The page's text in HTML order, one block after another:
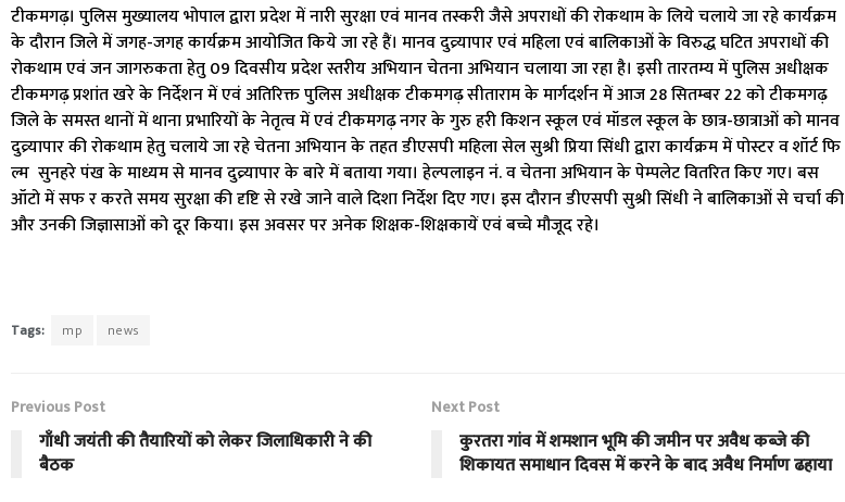
टीकमगढ़। पुलिस मुख्यालय भोपाल द्वारा प्रदेश में नारी सुरक्षा एवं मानव तस्करी जैसे अपराधों की रोकथाम के लिये चलाये जा रहे कार्यक्रम
के दौरान जिले में जगह-जगह कार्यक्रम आयोजित किये जा रहे हैं। मानव दुव्र्यापार एवं महिला एवं बालिकाओं के विरुद्ध घटित अपराधों की
रोकथाम एवं जन जागरुकता हेतु 09 दिवसीय प्रदेश स्तरीय अभियान चेतना अभियान चलाया जा रहा है। इसी तारतम्य में पुलिस अधीक्षक
टीकमगढ़ प्रशांत खरे के निर्देशन में एवं अतिरिक्त पुलिस अधीक्षक टीकमगढ़ सीताराम के मार्गदर्शन में आज 28 सितम्बर 22 को टीकमगढ़
जिले के समस्त थानों में थाना प्रभारियों के नेतृत्व में एवं टीकमगढ़ नगर के गुरु हरी किशन स्कूल एवं मॉडल स्कूल के छात्र-छात्राओं को मानव
दुव्र्यापार की रोकथाम हेतु चलाये जा रहे चेतना अभियान के तहत डीएसपी महिला सेल सुश्री प्रिया सिंधी द्वारा कार्यक्रम में पोस्टर व शॉर्ट फि
ल्म सुनहरे पंख के माध्यम से मानव दुव्र्यापार के बारे में बताया गया। हेल्पलाइन नं. व चेतना अभियान के पेम्पलेट वितरित किए गए। बस
ऑटो में सफ र करते समय सुरक्षा की दृष्टि से रखे जाने वाले दिशा निर्देश दिए गए। इस दौरान डीएसपी सुश्री सिंधी ने बालिकाओं से चर्चा की
और उनकी जिज्ञासाओं को दूर किया। इस अवसर पर अनेक शिक्षक-शिक्षकायें एवं बच्चे मौजूद रहे।
Tags: mp news
Previous Post
गाँधी जयंती की तैयारियों को लेकर जिलाधिकारी ने की
बैठक
Next Post
कुरतरा गांव में शमशान भूमि की जमीन पर अवैध कब्जे की
शिकायत समाधान दिवस में करने के बाद अवैध निर्माण ढहाया